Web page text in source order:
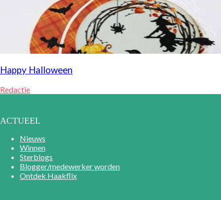
Happy Halloween
Redactie
ACTUEEL
Nieuws
Winnen
Sterblogs
Blogger/medewerker worden
Ontdek Haakflix